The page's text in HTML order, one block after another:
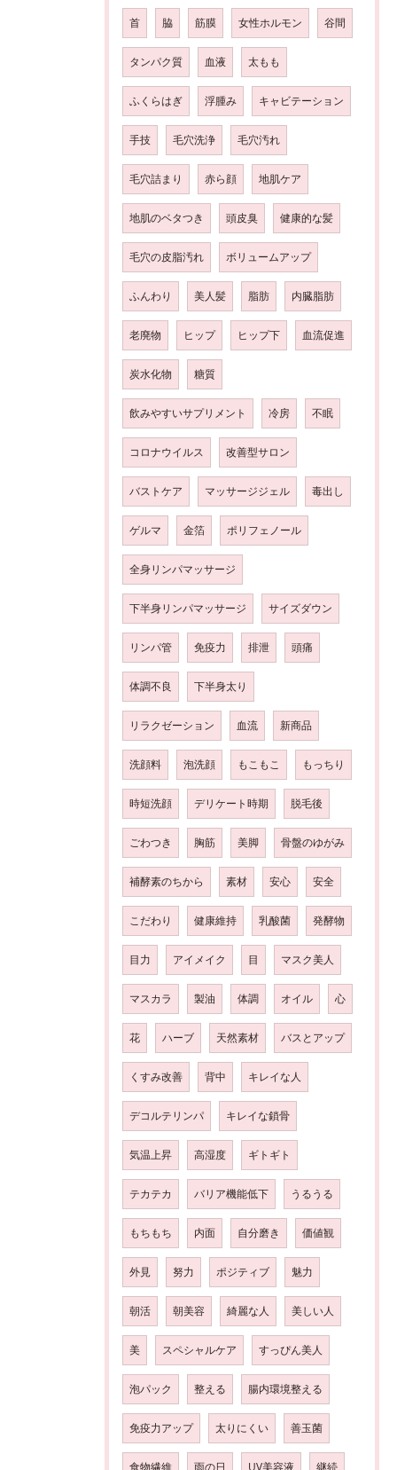
首 脇 筋膜 女性ホルモン 谷間
タンパク質 血液 太もも
ふくらはぎ 浮腫み キャビテーション
手技 毛穴洗浄 毛穴汚れ
毛穴詰まり 赤ら顔 地肌ケア
地肌のベタつき 頭皮臭 健康的な髪
毛穴の皮脂汚れ ボリュームアップ
ふんわり 美人髪 脂肪 内臓脂肪
老廃物 ヒップ ヒップ下 血流促進
炭水化物 糖質
飲みやすいサプリメント 冷房 不眠
コロナウイルス 改善型サロン
バストケア マッサージジェル 毒出し
ゲルマ 金箔 ポリフェノール
全身リンパマッサージ
下半身リンパマッサージ サイズダウン
リンパ管 免疫力 排泄 頭痛
体調不良 下半身太り
リラクゼーション 血流 新商品
洗顔料 泡洗顔 もこもこ もっちり
時短洗顔 デリケート時期 脱毛後
ごわつき 胸筋 美脚 骨盤のゆがみ
補酵素のちから 素材 安心 安全
こだわり 健康維持 乳酸菌 発酵物
目力 アイメイク 目 マスク美人
マスカラ 製油 体調 オイル 心
花 ハーブ 天然素材 バスとアップ
くすみ改善 背中 キレイな人
デコルテリンパ キレイな鎖骨
気温上昇 高湿度 ギトギト
テカテカ バリア機能低下 うるうる
もちもち 内面 自分磨き 価値観
外見 努力 ポジティブ 魅力
朝活 朝美容 綺麗な人 美しい人
美 スペシャルケア すっぴん美人
泡パック 整える 腸内環境整える
免疫力アップ 太りにくい 善玉菌
食物繊維 雨の日 UV美容液 継続